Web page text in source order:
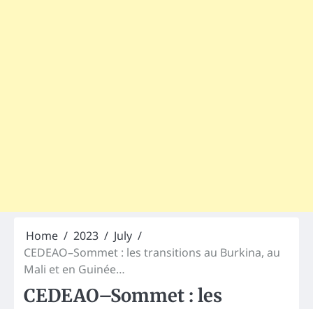
Home 2023
July
CEDEAO–Sommet : les transitions au Burkina, au
Mali et en Guinée…
CEDEAO–Sommet : les